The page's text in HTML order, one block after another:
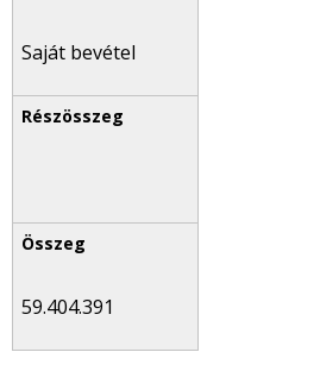
Saját bevétel
59.404.391